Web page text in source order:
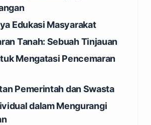
Edukasi Masyarakat
Tanah: Sebuah Tinjauan
Mengatasi Pencemaran
Pemerintah dan Swasta
dalam Mengurangi